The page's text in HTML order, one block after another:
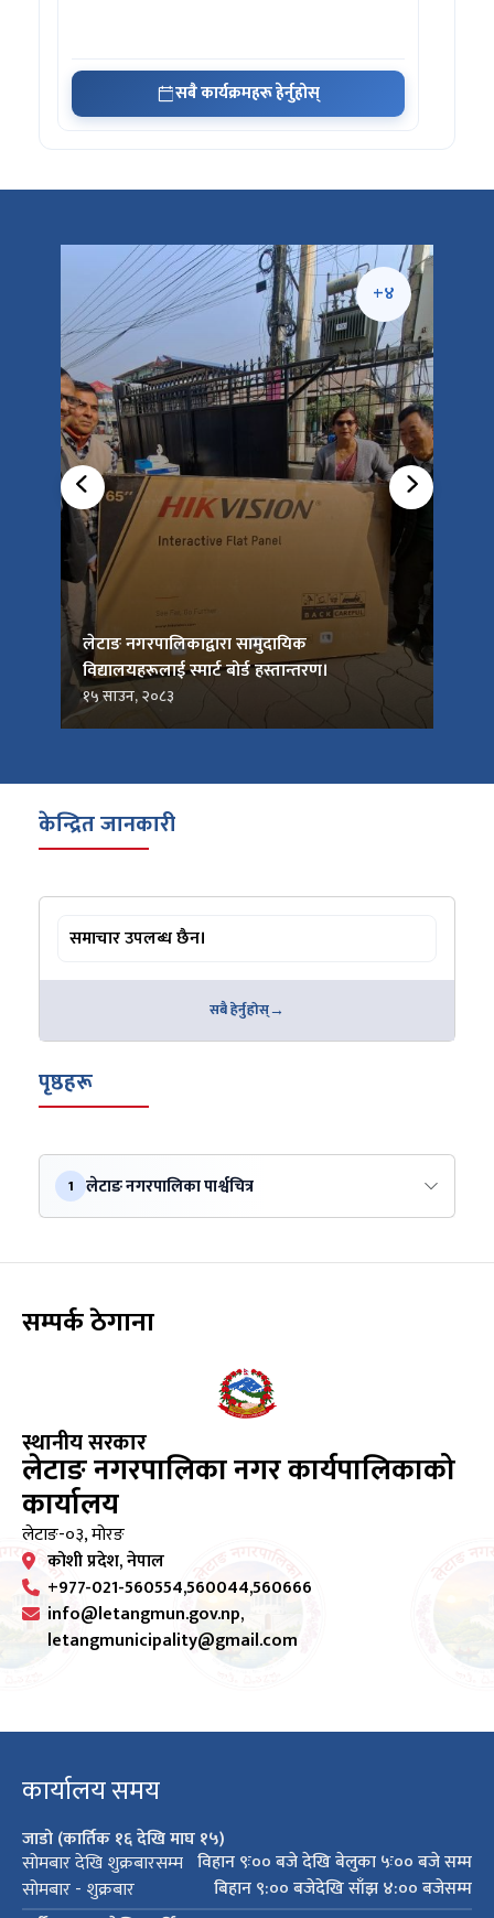
सबै कार्यक्रमहरू हेर्नुहोस्
+४
लेटाङ नगरपालिकाद्वारा सामुदायिक
विद्यालयहरूलाई स्मार्ट बोर्ड हस्तान्तरण।
१५ साउन, २०८३
केन्द्रित जानकारी
समाचार उपलब्ध छैन।
सबै हेर्नुहोस्
पृष्ठहरू
1 लेटाङ नगरपालिका पार्श्वचित्र
सम्पर्क ठेगाना
स्थानीय सरकार
लेटाङ नगरपालिका नगर कार्यपालिकाको
कार्यालय
लेटाङ-०३, मोरङ
कोशी प्रदेश, नेपाल
+977-021-560554,560044,560666
info@letangmun.gov.np,
letangmunicipality@gmail.com
कार्यालय समय
जाडो (कार्तिक १६ देखि माघ १५)
सोमबार देखि शुक्रबारसम्म विहान ९ः०० बजे देखि बेलुका ५ः०० बजे सम्म
सोमबार - शुक्रबार
बिहान ९:०० बजेदेखि साँझ ४:०० बजेसम्म